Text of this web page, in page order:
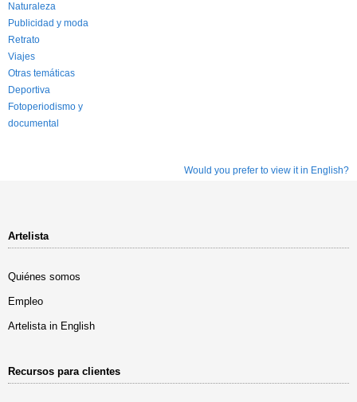
Naturaleza
Publicidad y moda
Retrato
Viajes
Otras temáticas
Deportiva
Fotoperiodismo y
documental
Would you prefer to view it in English?
Artelista
Quiénes somos
Empleo
Artelista in English
Recursos para clientes